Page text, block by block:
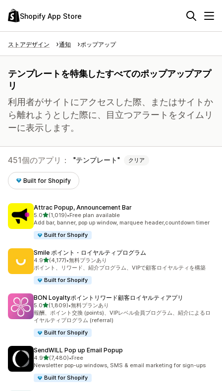
Shopify App Store
ストアデザイン 通知 ポップアップ
テンプレートを特集したすべてのポップアップアプ
リ
利用者がサイトにアクセスした際、またはサイトか
ら離れようとした際に、目立つアラートをタイムリ
ーに表示します。
451個のアプリ： テンプレート クリア
Built for Shopify
Attrac Popup, Announcement Bar
5.05つ星中
(1,019)
合計レビュー数：1019件
•Free plan available
Add bar, banner, pop up window, marquee header,countdown timer
Built for Shopify
Smile ポイント・ロイヤルティプログラム
4.95つ星中
(4,177)
合計レビュー数：4177件
•無料プランあり
ポイント、リワード、紹介プログラム、VIPで顧客ロイヤルティを構築
Built for Shopify
BON Loyaltyポイントリワード顧客ロイヤルティアプリ
5.05つ星中
(1,809)
合計レビュー数：1809件
•無料プランあり
報酬、ポイント交換 (points)、VIPレベル会員プログラム、紹介によるロ
イヤルティプログラム (referral)
Built for Shopify
SendWILL Pop up Email Popup
4.95つ星中
(7,480)
合計レビュー数：7480件
•Free
Newsletter pop-up windows, SMS & email marketing for sign-ups
Built for Shopify